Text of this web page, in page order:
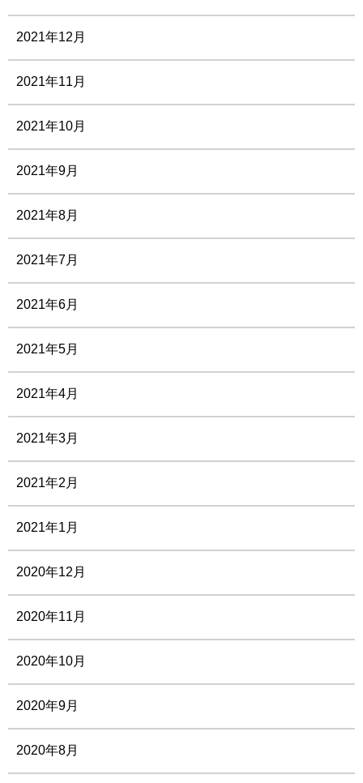
2021年12月
2021年11月
2021年10月
2021年9月
2021年8月
2021年7月
2021年6月
2021年5月
2021年4月
2021年3月
2021年2月
2021年1月
2020年12月
2020年11月
2020年10月
2020年9月
2020年8月